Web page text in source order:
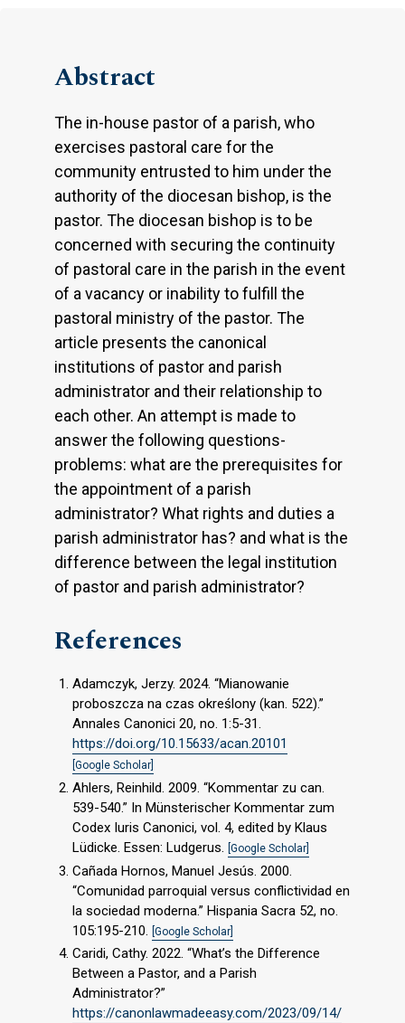
Abstract
The in-house pastor of a parish, who
exercises pastoral care for the
community entrusted to him under the
authority of the diocesan bishop, is the
pastor. The diocesan bishop is to be
concerned with securing the continuity
of pastoral care in the parish in the event
of a vacancy or inability to fulfill the
pastoral ministry of the pastor. The
article presents the canonical
institutions of pastor and parish
administrator and their relationship to
each other. An attempt is made to
answer the following questions-
problems: what are the prerequisites for
the appointment of a parish
administrator? What rights and duties a
parish administrator has? and what is the
difference between the legal institution
of pastor and parish administrator?
References
Adamczyk, Jerzy. 2024. “Mianowanie
proboszcza na czas określony (kan. 522).”
Annales Canonici 20, no. 1:5-31.
https://doi.org/10.15633/acan.20101
[Google Scholar]
Ahlers, Reinhild. 2009. “Kommentar zu can.
539-540.” In Münsterischer Kommentar zum
Codex Iuris Canonici, vol. 4, edited by Klaus
Lüdicke. Essen: Ludgerus. [Google Scholar]
Cañada Hornos, Manuel Jesús. 2000.
“Comunidad parroquial versus conflictividad en
la sociedad moderna.” Hispania Sacra 52, no.
105:195-210.
[Google Scholar]
Caridi, Cathy. 2022. “What’s the Difference
Between a Pastor, and a Parish
Administrator?”
https://canonlawmadeeasy.com/2023/09/14/